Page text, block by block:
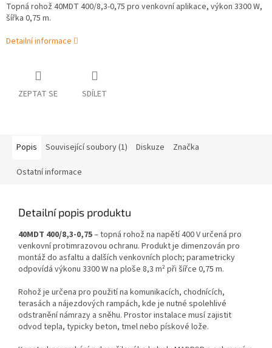
Topná rohož 40MDT 400/8,3-0,75 pro venkovní aplikace, výkon 3300 W,
šířka 0,75 m.
Detailní informace
ZEPTAT SE SDÍLET
Popis Související soubory (1) Diskuze Značka
Ostatní informace
Detailní popis produktu
40MDT 400/8,3-0,75– topná rohož na napětí 400 V určená pro
venkovní protimrazovou ochranu. Produkt je dimenzován pro
montáž do asfaltu a dalších venkovních ploch; parametricky
odpovídá výkonu 3300 W na ploše 8,3 m² při šířce 0,75 m.
Rohož je určena pro použití na komunikacích, chodnících,
terasách a nájezdových rampách, kde je nutné spolehlivé
odstranění námrazy a sněhu. Prostor instalace musí zajistit
odvod tepla, typicky beton, tmel nebo pískové lože.